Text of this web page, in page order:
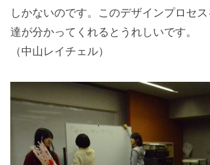
しかないのです。このデザインプロセ
達が分かってくれるとうれしいです。
（中山レイチェル）